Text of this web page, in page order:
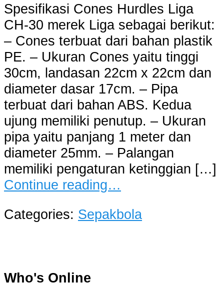
Spesifikasi Cones Hurdles Liga
CH-30 merek Liga sebagai berikut:
– Cones terbuat dari bahan plastik
PE. – Ukuran Cones yaitu tinggi
30cm, landasan 22cm x 22cm dan
diameter dasar 17cm. – Pipa
terbuat dari bahan ABS. Kedua
ujung memiliki penutup. – Ukuran
pipa yaitu panjang 1 meter dan
diameter 25mm. – Palangan
memiliki pengaturan ketinggian […]
Continue reading…
Categories: Sepakbola
Who's Online